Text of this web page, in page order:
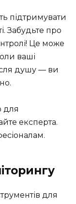
підтримувати
Забудьте про
Це може
ваші
душу — ви
для
експерта.
для